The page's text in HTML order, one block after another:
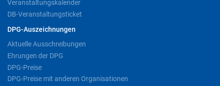
Veranstaltungskalender
DB-Veranstaltungsticket
DPG-Auszeichnungen
Aktuelle Ausschreibungen
Ehrungen der DPG
DPG-Preise
DPG-Preise mit anderen Organisationen